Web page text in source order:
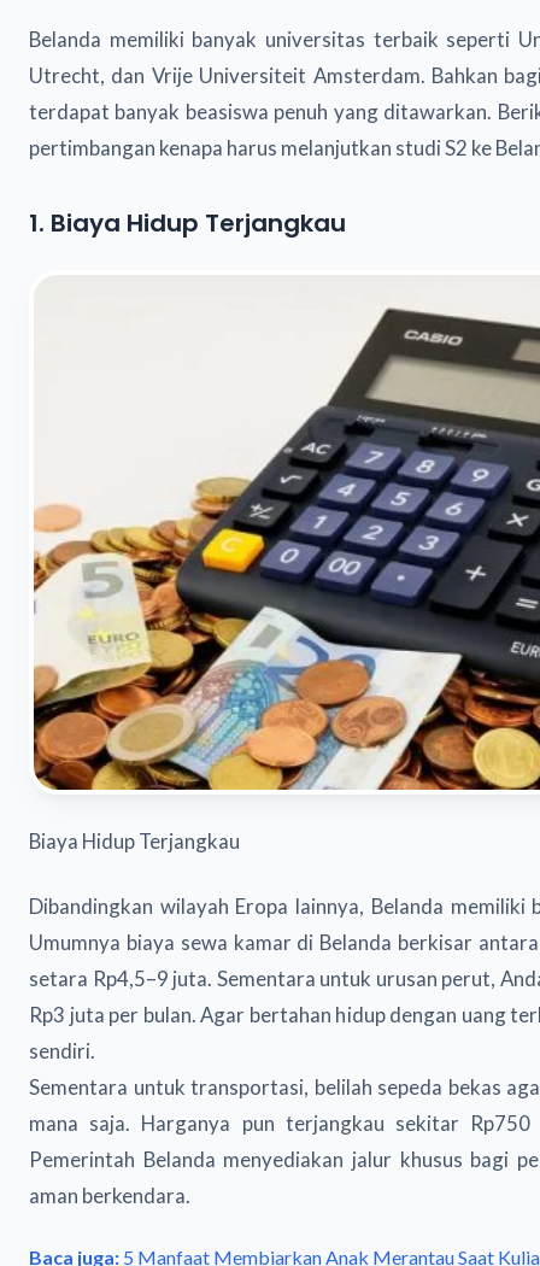
Belanda memiliki banyak universitas terbaik seperti
Utrecht, dan Vrije Universiteit Amsterdam. Bahkan
terdapat banyak beasiswa penuh yang ditawarkan.
pertimbangan kenapa harus melanjutkan studi S2 ke
1. Biaya Hidup Terjangkau
Biaya Hidup Terjangkau
Dibandingkan wilayah Eropa lainnya, Belanda memiliki
Umumnya biaya sewa kamar di Belanda berkisar
setara Rp4,5–9 juta. Sementara untuk urusan perut,
Rp3 juta per bulan. Agar bertahan hidup dengan uang
sendiri.
Sementara untuk transportasi, belilah sepeda bekas
mana saja. Harganya pun terjangkau sekitar
Pemerintah Belanda menyediakan jalur khusus bagi
aman berkendara.
Baca juga: 5 Manfaat Membiarkan Anak Merantau Saat